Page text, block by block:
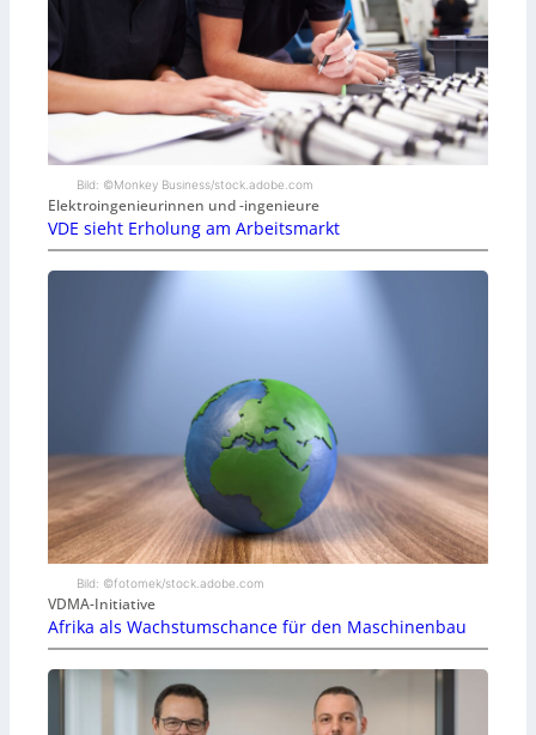
Bild: ©Monkey Business/stock.adobe.com
Elektroingenieurinnen und -ingenieure
VDE sieht Erholung am Arbeitsmarkt
Bild: ©fotomek/stock.adobe.com
VDMA-Initiative
Afrika als Wachstumschance für den Maschinenbau